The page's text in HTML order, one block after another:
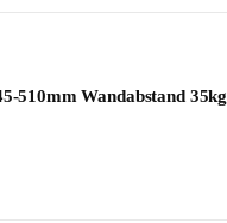
510mm Wandabstand 35kg